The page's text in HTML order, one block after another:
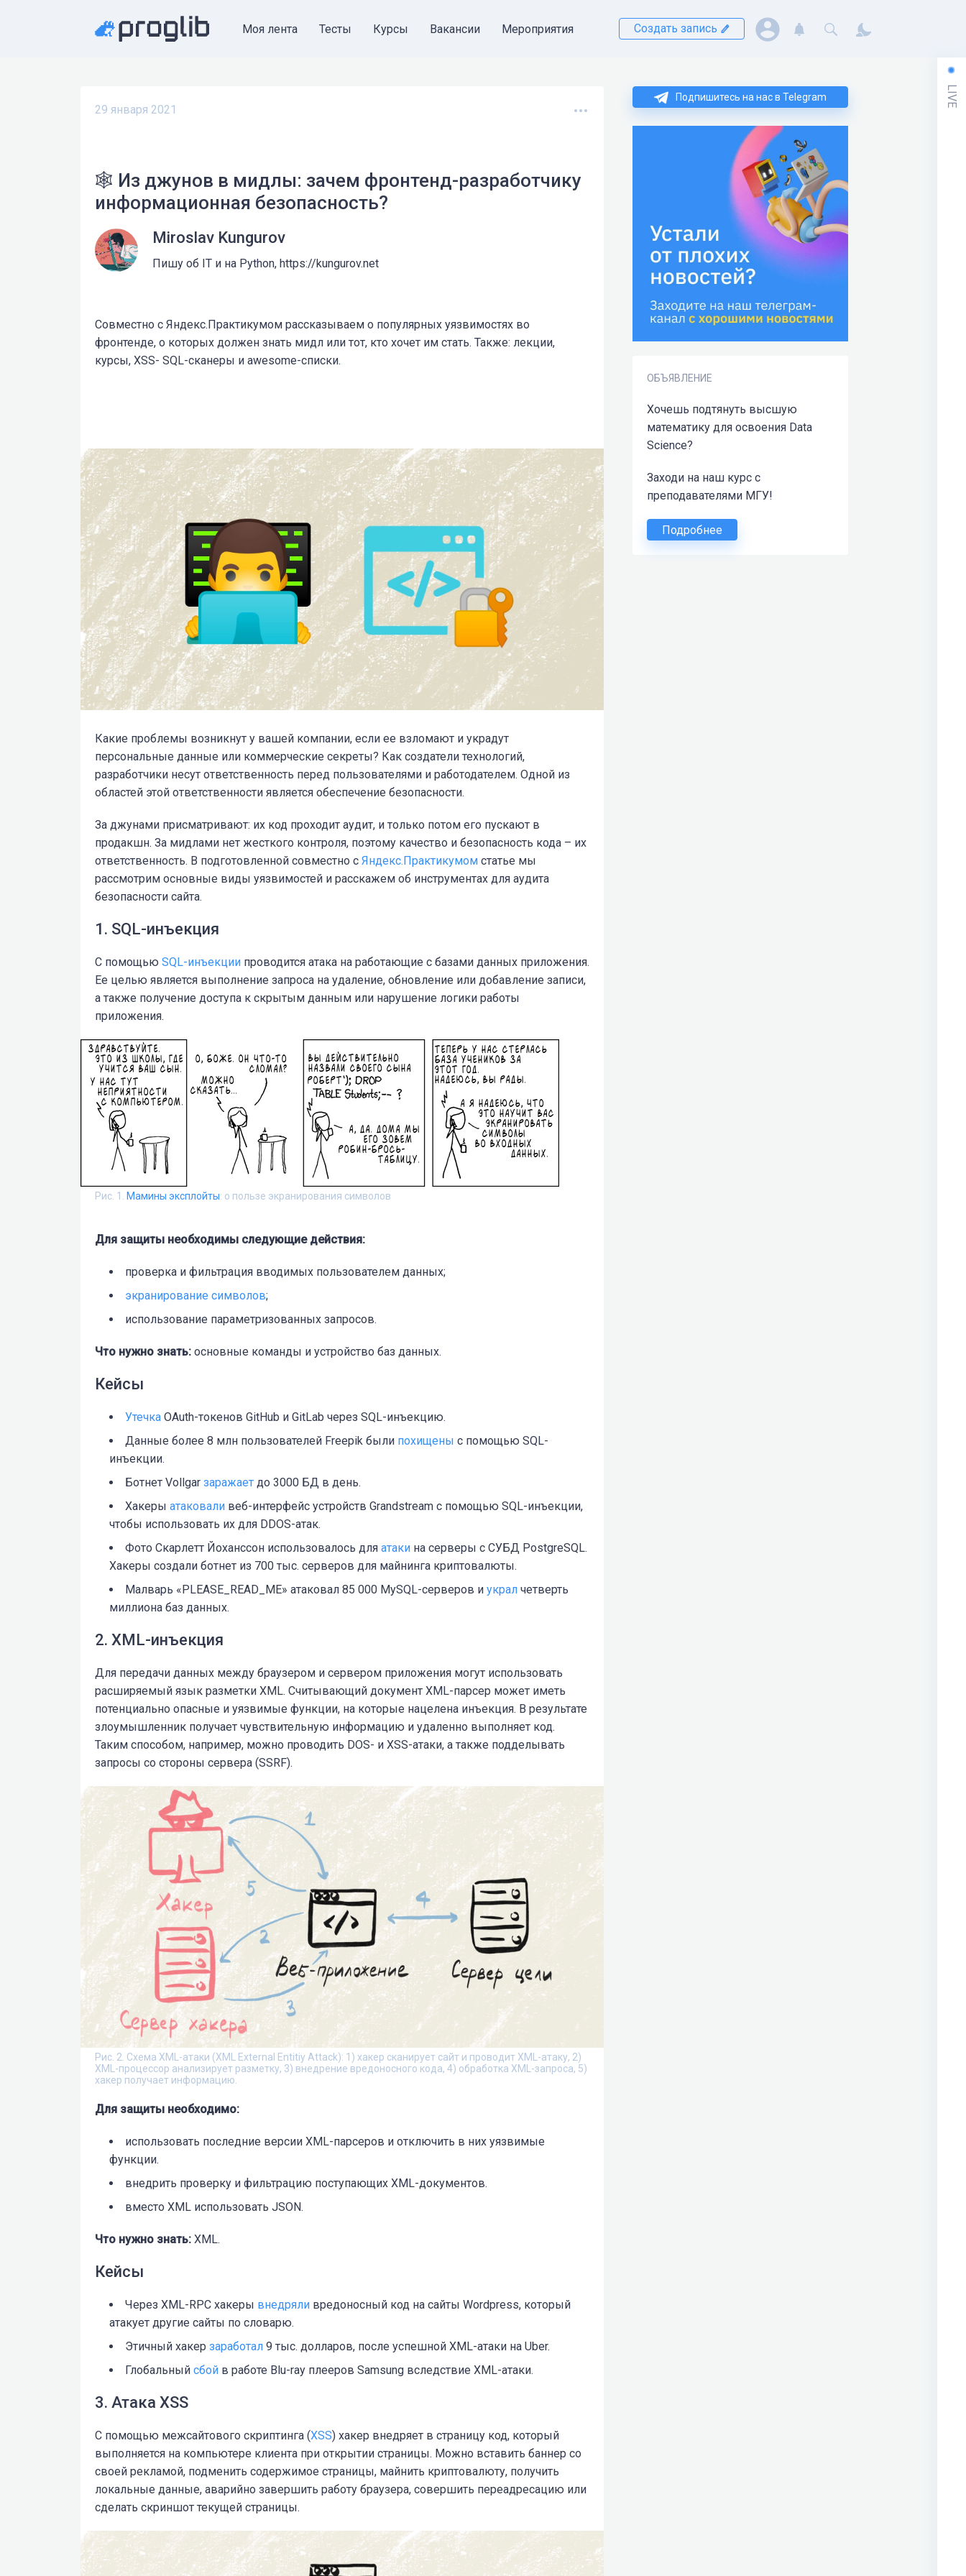
Моя лента Тесты Курсы Вакансии Мероприятия Создать запись
Подпишитесь на нас в Telegram
ОБЪЯВЛЕНИЕ
Хочешь подтянуть высшую
математику для освоения Data
Science?
Заходи на наш курс с
преподавателями МГУ!
Подробнее
29 января 2021
🕸 Из джунов в мидлы: зачем фронтенд-разработчику
информационная безопасность?
Miroslav Kungurov
Пишу об IT и на Python, https://kungurov.net
Совместно с Яндекс.Практикумом рассказываем о популярных уязвимостях во
фронтенде, о которых должен знать мидл или тот, кто хочет им стать. Также: лекции,
курсы, XSS- SQL-сканеры и awesome-списки.
Какие проблемы возникнут у вашей компании, если ее взломают и украдут
персональные данные или коммерческие секреты? Как создатели технологий,
разработчики несут ответственность перед пользователями и работодателем. Одной из
областей этой ответственности является обеспечение безопасности.
За джунами присматривают: их код проходит аудит, и только потом его пускают в
продакшн. За мидлами нет жесткого контроля, поэтому качество и безопасность кода – их
ответственность. В подготовленной совместно с Яндекс.Практикумом статье мы
рассмотрим основные виды уязвимостей и расскажем об инструментах для аудита
безопасности сайта.
1. SQL-инъекция
С помощью SQL-инъекции проводится атака на работающие с базами данных приложения.
Ее целью является выполнение запроса на удаление, обновление или добавление записи,
а также получение доступа к скрытым данным или нарушение логики работы
приложения.
Рис. 1. Мамины эксплойты: о пользе экранирования символов
Для защиты необходимы следующие действия:
проверка и фильтрация вводимых пользователем данных;
экранирование символов;
использование параметризованных запросов.
Что нужно знать: основные команды и устройство баз данных.
Кейсы
Утечка OAuth-токенов GitHub и GitLab через SQL-инъекцию.
Данные более 8 млн пользователей Freepik были похищены с помощью SQL-
инъекции.
Ботнет Vollgar заражает до 3000 БД в день.
Хакеры атаковали веб-интерфейс устройств Grandstream с помощью SQL-инъекции,
чтобы использовать их для DDOS-атак.
Фото Скарлетт Йоханссон использовалось для атаки на серверы с СУБД PostgreSQL.
Хакеры создали ботнет из 700 тыс. серверов для майнинга криптовалюты.
Малварь «PLEASE_READ_ME» атаковал 85 000 MySQL-серверов и украл четверть
миллиона баз данных.
2. XML-инъекция
Для передачи данных между браузером и сервером приложения могут использовать
расширяемый язык разметки XML. Считывающий документ XML-парсер может иметь
потенциально опасные и уязвимые функции, на которые нацелена инъекция. В результате
злоумышленник получает чувствительную информацию и удаленно выполняет код.
Таким способом, например, можно проводить DOS- и XSS-атаки, а также подделывать
запросы со стороны сервера (SSRF).
Рис. 2. Схема XML-атаки (XML External Entitiy Attack): 1) хакер сканирует сайт и проводит XML-атаку, 2)
XML-процессор анализирует разметку, 3) внедрение вредоносного кода, 4) обработка XML-запроса, 5)
хакер получает информацию.
Для защиты необходимо:
использовать последние версии XML-парсеров и отключить в них уязвимые
функции.
внедрить проверку и фильтрацию поступающих XML-документов.
вместо XML использовать JSON.
Что нужно знать: XML.
Кейсы
Через XML-RPC хакеры внедряли вредоносный код на сайты Wordpress, который
атакует другие сайты по словарю.
Этичный хакер заработал 9 тыс. долларов, после успешной XML-атаки на Uber.
Глобальный сбой в работе Blu-ray плееров Samsung вследствие XML-атаки.
3. Атака XSS
C помощью межсайтового скриптинга (XSS) хакер внедряет в страницу код, который
выполняется на компьютере клиента при открытии страницы. Можно вставить баннер со
своей рекламой, подменить содержимое страницы, майнить криптовалюту, получить
локальные данные, аварийно завершить работу браузера, совершить переадресацию или
сделать скриншот текущей страницы.
LIVE